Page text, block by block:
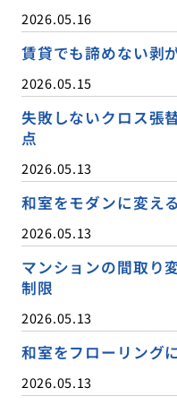
2026.05.16
賃貸でも諦めない剥
2026.05.15
失敗しないクロス張
点
2026.05.13
和室をモダンに変え
2026.05.13
マンションの間取り
制限
2026.05.13
和室をフローリング
2026.05.13